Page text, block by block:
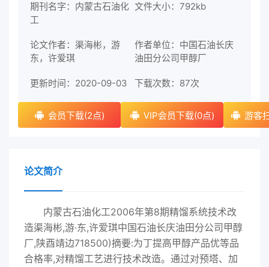
期刊名字：内蒙古石油化
工
文件大小：792kb
论文作者：渠海彬，游
东，许爱琪
作者单位：中国石油长庆
油田分公司甲醇厂
更新时间：2020-09-03 下载次数： 87次
会员下载(2点) VIP会员下载(0点) 游客
论文简介
内蒙古石油化工2006年第8期精馏系统技术改
造渠海彬,游·东,许爱琪中国石油长庆油田分公司甲醇
厂,陕酉靖边718500)摘要:为丁提高甲醇产品优等品
合格率,对精馏工艺进行技术改造。通过对预塔、加